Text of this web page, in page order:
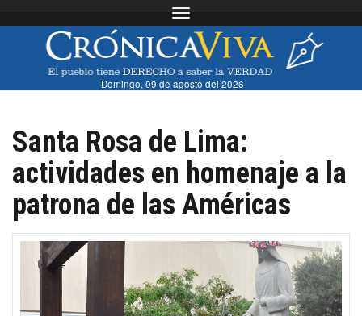
Toggle navigation
Domingo, 09 de agosto del 2026
Santa Rosa de Lima:
actividades en homenaje a la
patrona de las Américas